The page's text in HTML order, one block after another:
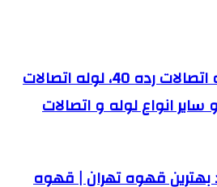
فروش انواع لوله اتصالات رده 40، لوله اتصالات
سایر انواع لوله و اتصالات
بهترین قهوه تهران | قهوه